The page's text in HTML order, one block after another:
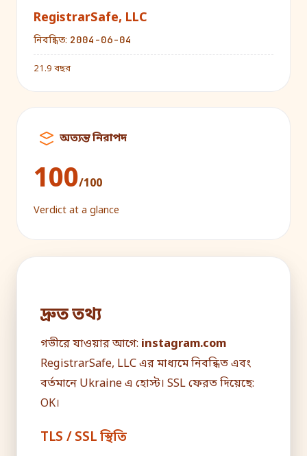
RegistrarSafe, LLC
নিবন্ধিত: 2004-06-04
21.9 বছর
অত্যন্ত নিরাপদ
100/100
Verdict at a glance
দ্রুত তথ্য
গভীরে যাওয়ার আগে: instagram.com
RegistrarSafe, LLC এর মাধ্যমে নিবন্ধিত এবং
বর্তমানে Ukraine এ হোস্ট। SSL ফেরত দিয়েছে:
OK।
TLS / SSL স্থিতি